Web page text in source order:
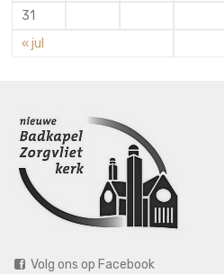
31
« jul
Volg ons op Facebook